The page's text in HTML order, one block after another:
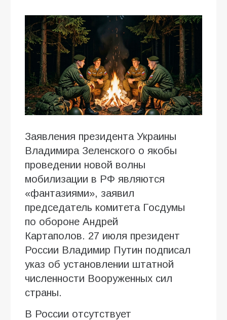
Заявления президента Украины
Владимира Зеленского о якобы
проведении новой волны
мобилизации в РФ являются
«фантазиями», заявил
председатель комитета Госдумы
по обороне Андрей
Картаполов. 27 июля президент
России Владимир Путин подписал
указ об установлении штатной
численности Вооруженных сил
страны.
В России отсутствует